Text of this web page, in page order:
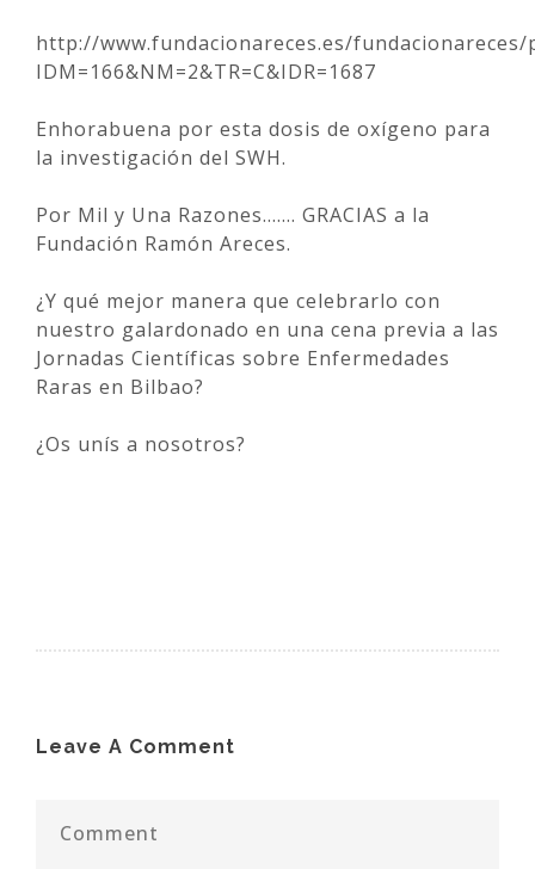
http://www.fundacionareces.es/fundacionareces/
IDM=166&NM=2&TR=C&IDR=1687
Enhorabuena por esta dosis de oxígeno para
la investigación del SWH.
Por Mil y Una Razones……. GRACIAS a la
Fundación Ramón Areces.
¿Y qué mejor manera que celebrarlo con
nuestro galardonado en una cena previa a las
Jornadas Científicas sobre Enfermedades
Raras en Bilbao?
¿Os unís a nosotros?
Leave A Comment